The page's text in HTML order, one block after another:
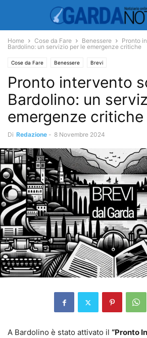
Home Cose da Fare Benessere
Pronto
Bardolino: un servizio per le emergenze critiche
Cose da Fare Benessere Brevi
Pronto intervento
Bardolino: un
emergenze critiche
Di Redazione - 8 Novembre 2024
A Bardolino è stato attivato il “Pronto